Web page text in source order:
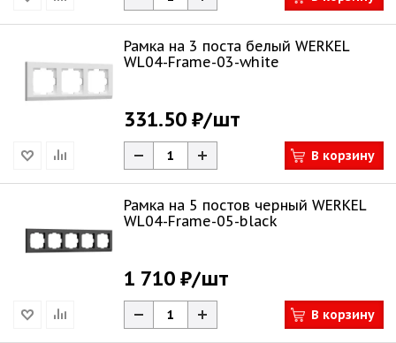
Рамка на 3 поста белый WERKEL
WL04-Frame-03-white
331.50 ₽/шт
В корзину
Рамка на 5 постов черный WERKEL
WL04-Frame-05-black
1 710 ₽/шт
В корзину